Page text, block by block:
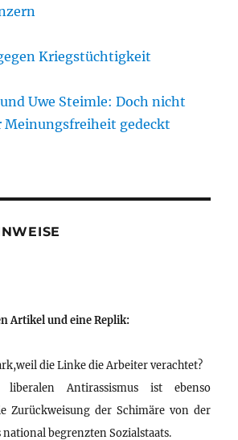
Kriegstüchtigkeit
Uwe Steimle: Doch nicht
Meinungsfreiheit gedeckt
Artikel und eine Replik:
die Linke die Arbeiter verachtet?
Antirassismus ist ebenso
Zurückweisung der Schimäre von der
begrenzten Sozialstaats.